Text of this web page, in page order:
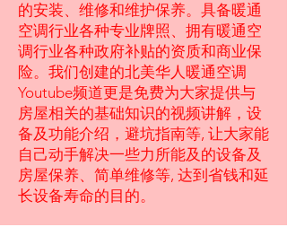
的安装、维修和维护保养。具备暖通
空调行业各种专业牌照、拥有暖通空
调行业各种政府补贴的资质和商业保
险。我们创建的北美华人暖通空调
Youtube频道更是免费为大家提供与
房屋相关的基础知识的视频讲解，设
备及功能介绍，避坑指南等, 让大家能
自己动手解决一些力所能及的设备及
房屋保养、简单维修等, 达到省钱和延
长设备寿命的目的。